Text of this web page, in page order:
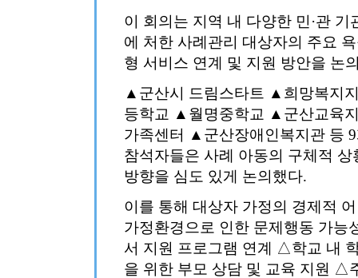
이 회의는 지역 내 다양한 민·관
에 처한 사례관리 대상자의 주요
형 서비스 연계 및 지원 방안을 논
▲군산시 드림스타트 ▲희망복지
등학교 ▲월명중학교 ▲군산교육
가족센터 ▲군산장애인복지관 등
참석자들은 사례 아동의 구체적
방향을 심도 있게 논의했다.
이를 통해 대상자 가정의 경제적
가정환경으로 인한 문제행동 가
서 지원 프로그램 연계 △학교 내
을 위한 부모 상담 및 교육 지원 △